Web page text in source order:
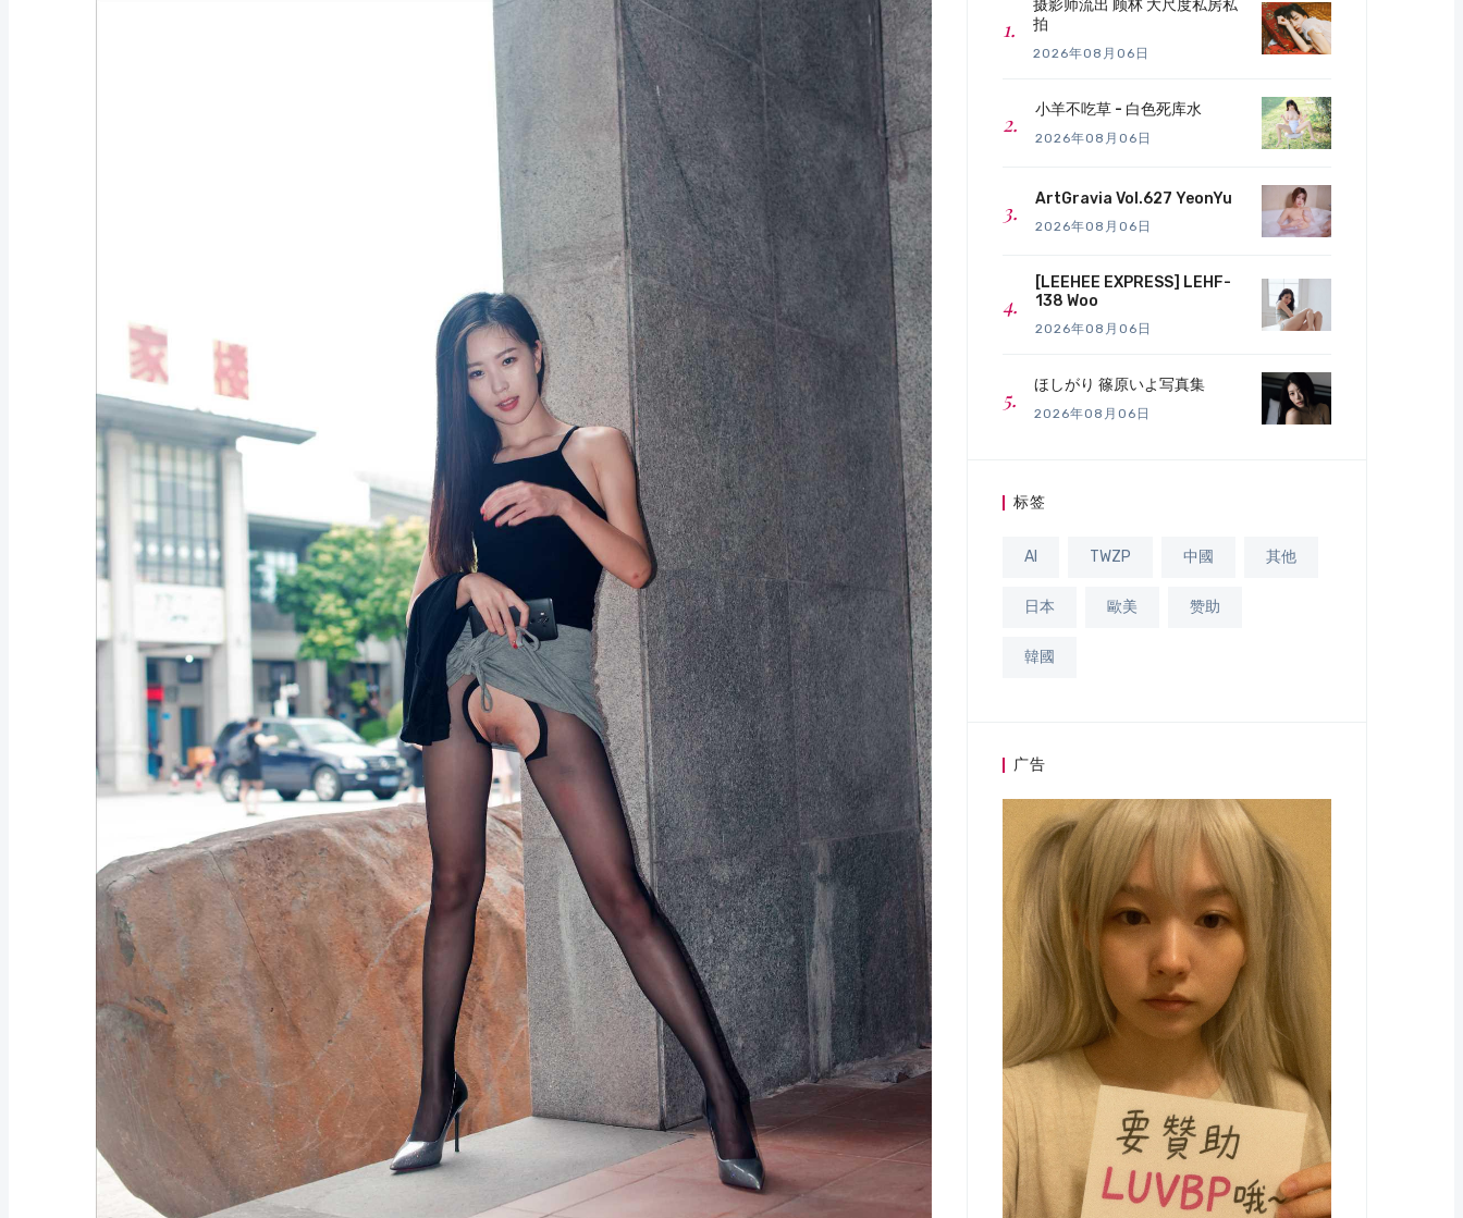
摄影师流出 顾林 大尺度私房私
拍
2026年08月06日
小羊不吃草 - 白色死库水
2026年08月06日
ArtGravia Vol.627 YeonYu
2026年08月06日
[LEEHEE EXPRESS] LEHF-
138 Woo
2026年08月06日
ほしがり 篠原いよ写真集
2026年08月06日
标签
AI TWZP 中國 其他
日本 歐美 赞助
韓國
广告